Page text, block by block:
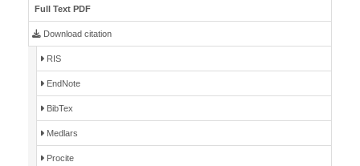
Full Text PDF
Download citation
RIS
EndNote
BibTex
Medlars
Procite